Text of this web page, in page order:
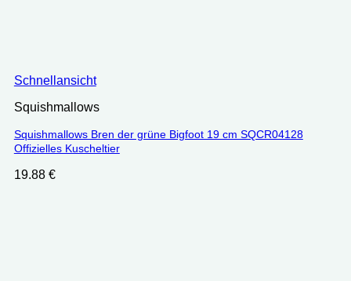
Schnellansicht
Squishmallows
Squishmallows Bren der grüne Bigfoot 19 cm SQCR04128
Offizielles Kuscheltier
19.88 €